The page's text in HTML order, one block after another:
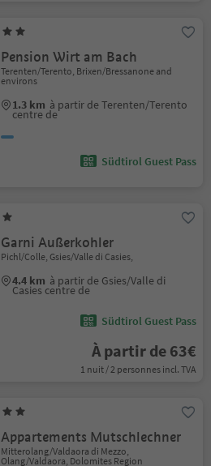
Pension Wirt am Bach
Terenten/Terento, Brixen/Bressanone and
environs
1.3 km à partir de Terenten/Terento
centre de
Südtirol Guest Pass
Garni Außerkohler
Pichl/Colle, Gsies/Valle di Casies,
4.4 km à partir de Gsies/Valle di
Casies centre de
Südtirol Guest Pass
À partir de 63€
1 nuit / 2 personnes incl. TVA
Appartements Mutschlechner
Mitterolang/Valdaora di Mezzo,
Olang/Valdaora, Dolomites Region